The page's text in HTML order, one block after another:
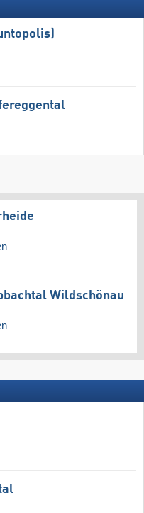
Wildschönau